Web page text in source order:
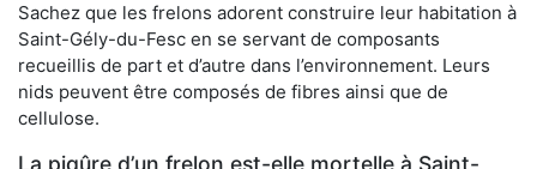
Sachez que les frelons adorent construire leur habitation à
Saint-Gély-du-Fesc en se servant de composants
recueillis de part et d’autre dans l’environnement. Leurs
nids peuvent être composés de fibres ainsi que de
cellulose.
La piqûre d’un frelon est-elle mortelle à Saint-